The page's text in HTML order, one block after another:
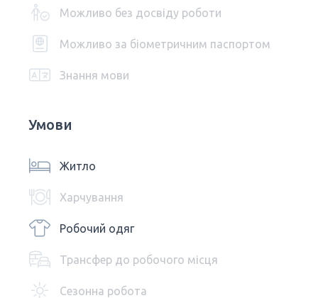
Можливо без досвіду роботи
Можливо за біометричним паспортом
Знання мови
Умови
Житло
Харчування
Робочий одяг
Трансфер до робочого місця
Сезонна робота